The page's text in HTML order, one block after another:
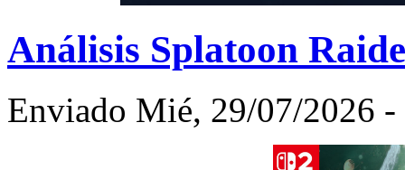
Análisis Splatoon
Enviado Mié, 29/07/2026